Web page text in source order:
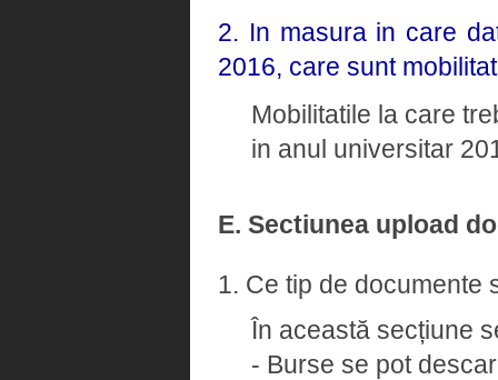
2. In masura in care
2016, care sunt
Mobilitatile la care
in anul universitar
E. Sectiunea upload
1. Ce tip de documente
În această secțiune
- Burse se pot